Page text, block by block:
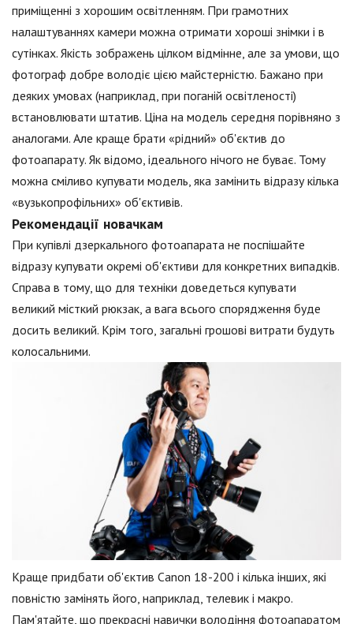
приміщенні з хорошим освітленням. При грамотних
налаштуваннях камери можна отримати хороші знімки і в
сутінках. Якість зображень цілком відмінне, але за умови, що
фотограф добре володіє цією майстерністю. Бажано при
деяких умовах (наприклад, при поганій освітленості)
встановлювати штатив. Ціна на модель середня порівняно з
аналогами. Але краще брати «рідний» об'єктив до
фотоапарату. Як відомо, ідеального нічого не буває. Тому
можна сміливо купувати модель, яка замінить відразу кілька
«вузькопрофільних» об'єктивів.
Рекомендації новачкам
При купівлі дзеркального фотоапарата не поспішайте
відразу купувати окремі об'єктиви для конкретних випадків.
Справа в тому, що для техніки доведеться купувати
великий місткий рюкзак, а вага всього спорядження буде
досить великий. Крім того, загальні грошові витрати будуть
колосальними.
Краще придбати об'єктив Canon 18-200 і кілька інших, які
повністю замінять його, наприклад, телевик і макро.
Пам'ятайте, що прекрасні навички володіння фотоапаратом